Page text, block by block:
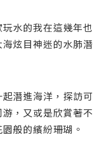
水的我在這幾年也
炫目神迷的水肺潛
潛進海洋，探訪可
，又或是欣賞著不
般的繽紛珊瑚。